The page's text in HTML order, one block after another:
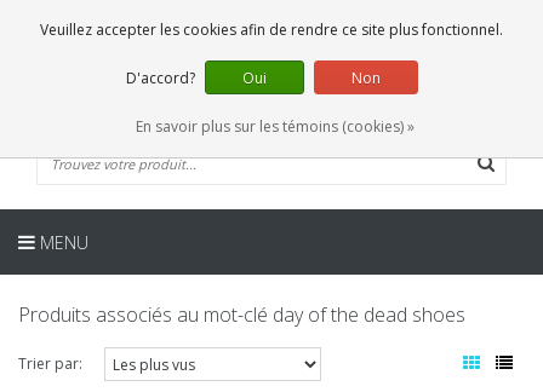
0 Articles
FR
MENU
Produits associés au mot-clé day of the dead shoes
Trier par:
Veuillez accepter les cookies afin de rendre ce site plus fonctionnel.
D'accord? Oui Non
En savoir plus sur les témoins (cookies) »